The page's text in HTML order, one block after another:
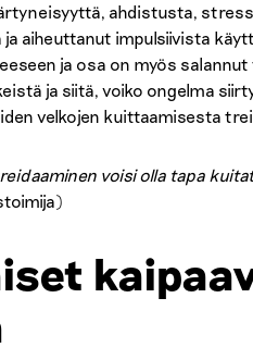
ahdistusta,
aiheuttanut impulsiivista
ja osa on myös
ja siitä, voiko ongelma
velkojen kuittaamisesta
voisi olla tapa